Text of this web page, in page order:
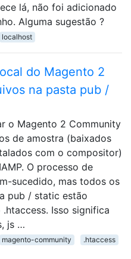
lá, não foi adicionado
Alguma sugestão ?
localhost
do Magento 2
na pasta pub /
o Magento 2 Community
de amostra (baixados
com o compositor)
O processo de
sucedido, mas todos os
pub / static estão
Isso significa
js …
magento-community
.htaccess